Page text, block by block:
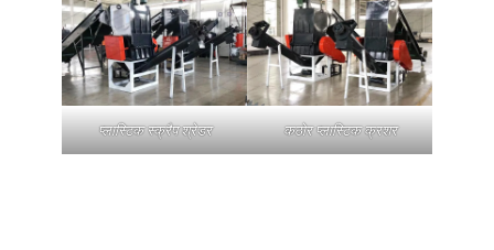
प्लास्टिक स्क्रैप श्रेडर कठोर प्लास्टिक क्रशर